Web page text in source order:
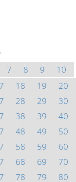
7 8 9
10
18 19
20
28 29
30
38 39
40
48 49
50
58 59
60
68 69
70
78 79
80